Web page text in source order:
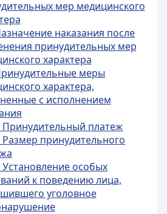
мер медицинского
наказания после
принудительных мер
характера
меры
характера,
с исполнением
Принудительный платеж
Размер принудительного
Установление особых
к поведению лица,
уголовное